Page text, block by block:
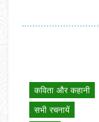
कविता और कहानी
सभी रचनायें